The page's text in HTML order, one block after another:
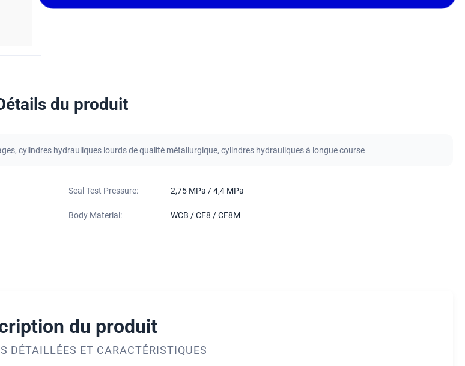
du produit
, cylindres hydrauliques lourds de qualité métallurgique, cylindres hydrauliques à longue course
Seal Test Pressure: 2,75 MPa / 4,4 MPa
Body Material: WCB / CF8 / CF8M
du produit
DÉTAILLÉES ET CARACTÉRISTIQUES